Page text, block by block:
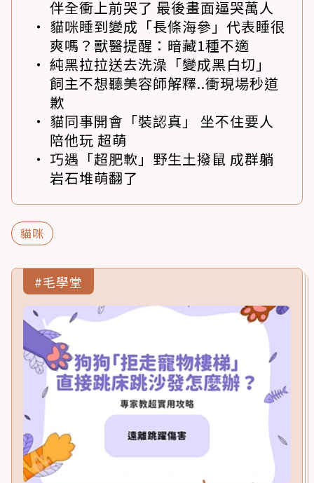
伴全衝上前哭了 最後畫面逼哭萬人
貓咪睡到變成「長條海參」代表睡很
爽嗎？獸醫提醒：暗藏1種不適
純黑拉拉送去洗澡「變成黑白切」
飼主不想聽美容師解釋..衝現場秒道
歉
貓同事開會「裝認真」 坐不住要人
陪他玩 超萌
巧遇「超肥軟」野生土撥鼠 成群躺
岩石堆萌翻了
貓咪
#毛學堂